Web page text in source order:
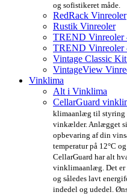
og sofistikeret måde.
RedRack Vinreoler
Rustik Vinreoler
TREND
TREND
Vintage Classic
VintageView
Vinklima
Alt i Vinklima
CellarGuard
klimaanlæg til styring
vinkælder. Anlægget
opbevaring af din
temperatur på 12°C
CellarGuard har alt
vinklimaanlæg. Det er
og således lavt
indedel og udedel.